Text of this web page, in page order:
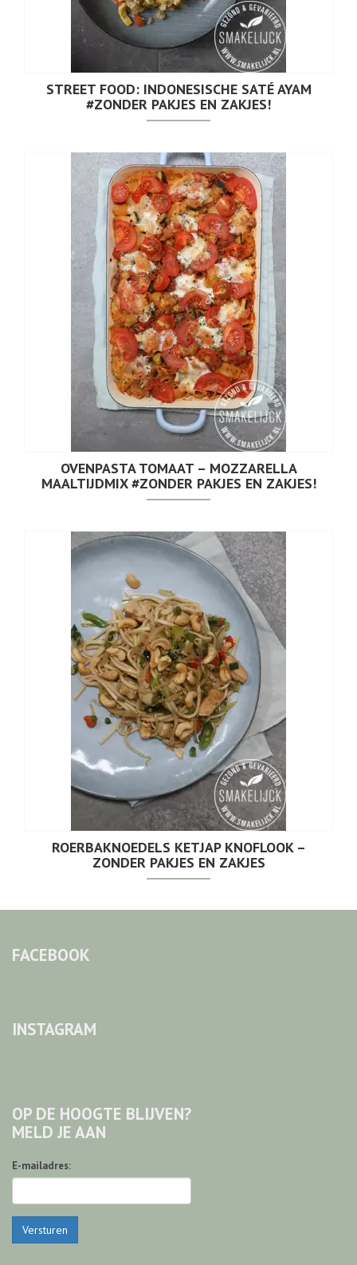
STREET FOOD: INDONESISCHE SATÉ AYAM
#ZONDER PAKJES EN ZAKJES!
OVENPASTA TOMAAT – MOZZARELLA
MAALTIJDMIX #ZONDER PAKJES EN ZAKJES!
ROERBAKNOEDELS KETJAP KNOFLOOK –
ZONDER PAKJES EN ZAKJES
FACEBOOK
INSTAGRAM
OP DE HOOGTE BLIJVEN?
MELD JE AAN
E-mailadres:
Versturen